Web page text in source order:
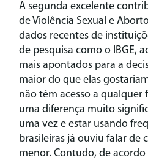
A segunda excelente
de Violência Sexual e
dados recentes de
de pesquisa como o IBGE,
mais apontados para a
maior do que elas
não têm acesso a
uma diferença muito
uma vez e estar usando
brasileiras já ouviu falar de
menor. Contudo, de